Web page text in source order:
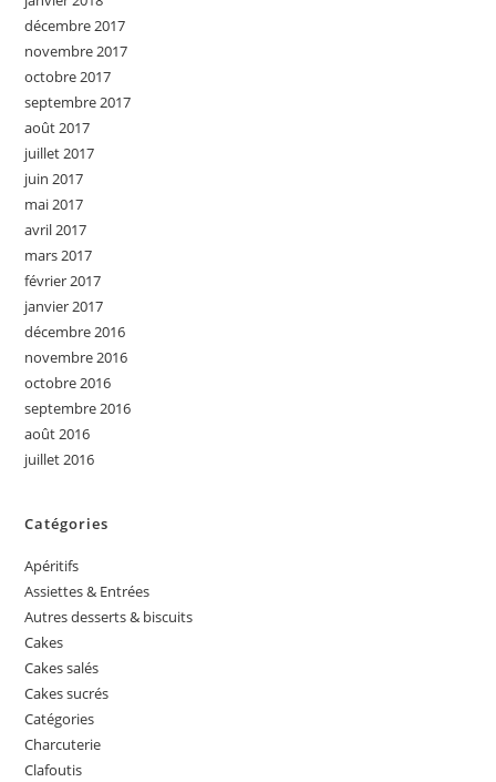
décembre 2017
novembre 2017
octobre 2017
septembre 2017
août 2017
juillet 2017
juin 2017
mai 2017
avril 2017
mars 2017
février 2017
janvier 2017
décembre 2016
novembre 2016
octobre 2016
septembre 2016
août 2016
juillet 2016
Catégories
Apéritifs
Assiettes & Entrées
Autres desserts & biscuits
Cakes
Cakes salés
Cakes sucrés
Catégories
Charcuterie
Clafoutis